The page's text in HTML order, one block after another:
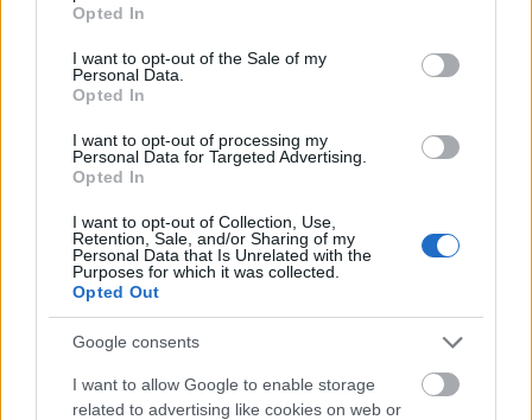
use your data for below specified purposes in below Google
consent section.
Opted In
I want to opt-out of the Sale of my
Personal Data.
Opted In
I want to opt-out of processing my
Personal Data for Targeted Advertising.
Opted In
I want to opt-out of Collection, Use,
Retention, Sale, and/or Sharing of my
Personal Data that Is Unrelated with the
Purposes for which it was collected.
Opted Out
Google consents
I want to allow Google to enable storage
related to advertising like cookies on web or
nem strapabíró), nem a magorisztáni fajra valók :(
Remélem, nem lesz igazam, és sokáig a helyén
maradnak.
Karl Friedrich Drais der Freiherr von
13 éve
@HaTaczy:
Ne járatszámokat keress, hanem azt nézd meg,
mennyi információ elfér EGY db táblán. Ne is te nézd
meg, hanem a békákás Mihálynak kellene látnia
magyarázat helyett.